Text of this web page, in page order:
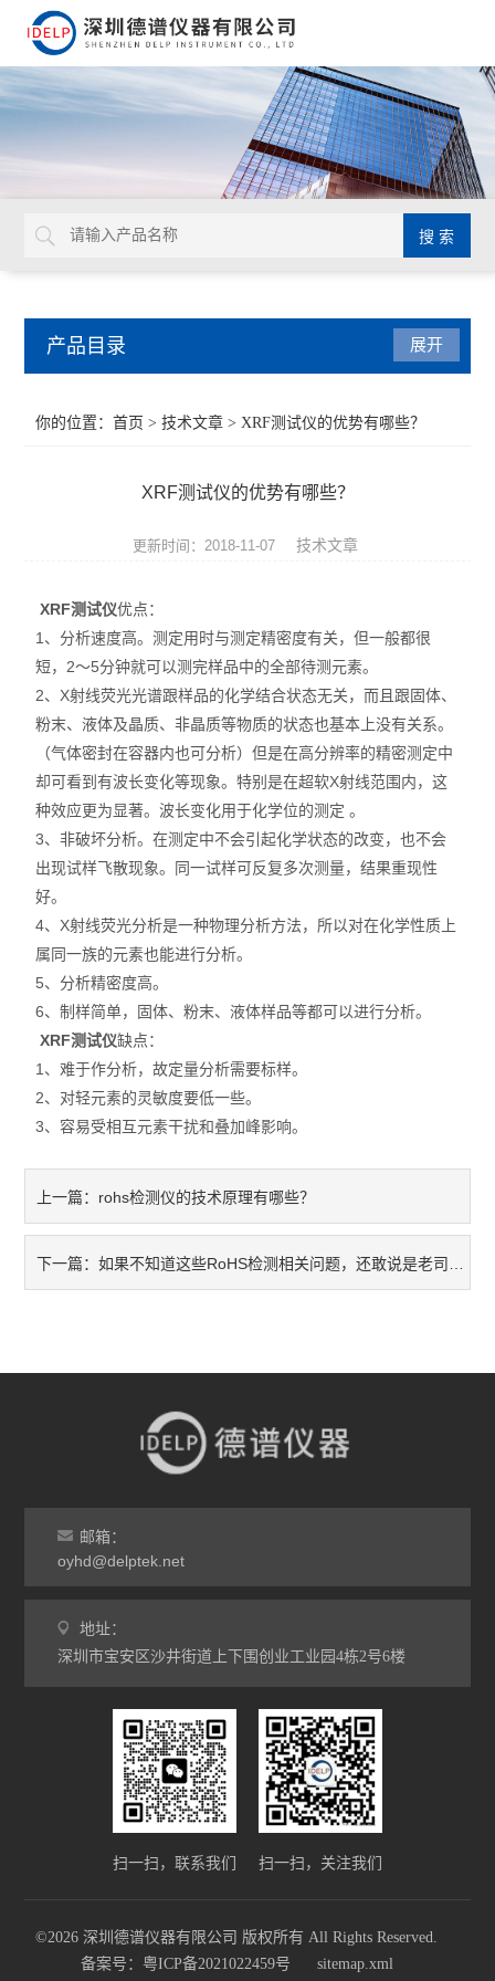
产品目录
ROHS分析仪
卤素检测仪
环保检测仪
液相色谱仪
矿石分析仪
合金分析仪
元素分析仪
不锈钢分析仪
镀层测厚仪/膜厚仪
维修国内、国外ROHS检测仪
口罩设备
光谱仪
展开
你的位置：首页 >技术文章 > XRF测试仪的优势有哪些？
XRF测试仪的优势有哪些？
更新时间：2018-11-07 技术文章
XRF测试仪优点：
1、分析速度高。测定用时与测定精密度有关，但一般都很
短，2～5分钟就可以测完样品中的全部待测元素。
2、X射线荧光光谱跟样品的化学结合状态无关，而且跟固体、
粉末、液体及晶质、非晶质等物质的状态也基本上没有关系。
（气体密封在容器内也可分析）但是在高分辨率的精密测定中
却可看到有波长变化等现象。特别是在超软X射线范围内，这
种效应更为显著。波长变化用于化学位的测定 。
3、非破坏分析。在测定中不会引起化学状态的改变，也不会
出现试样飞散现象。同一试样可反复多次测量，结果重现性
好。
4、X射线荧光分析是一种物理分析方法，所以对在化学性质上
属同一族的元素也能进行分析。
5、分析精密度高。
6、制样简单，固体、粉末、液体样品等都可以进行分析。
XRF测试仪缺点：
1、难于作分析，故定量分析需要标样。
2、对轻元素的灵敏度要低一些。
3、容易受相互元素干扰和叠加峰影响。
上一篇： rohs检测仪的技术原理有哪些？
下一篇：如果不知道这些RoHS检测相关问题，还敢说是老司机吗？
邮箱：
oyhd@delptek.net
地址：
深圳市宝安区沙井街道上下围创业工业园4栋2号6楼
扫一扫，联系我们 扫一扫，关注我们
©2026 深圳德谱仪器有限公司 版权所有 All Rights Reserved.
备案号：粤ICP备2021022459号
sitemap.xml